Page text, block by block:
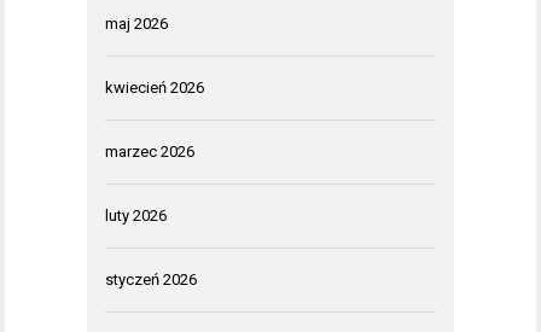
maj 2026
kwiecień 2026
marzec 2026
luty 2026
styczeń 2026